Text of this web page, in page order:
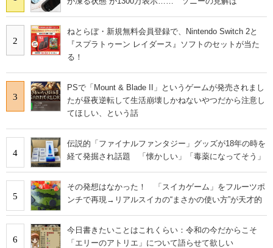
2
ねとらぼ・新規無料会員登録で、Nintendo Switch 2と
『スプラトゥーン レイダース』ソフトのセットが当た
る！
3
PSで「Mount & Blade II」というゲームが発売されまし
たが昼夜逆転して生活崩壊しかねないやつだから注意し
てほしい、という話
4
伝説的「ファイナルファンタジー」グッズが18年の時を
経て発掘され話題 「懐かしい」「毒薬になってそう」
5
その発想はなかった！ 「スイカゲーム」をフルーツポ
ンチで再現→リアルスイカの“まさかの使い方”が天才的
6
今日書きたいことはこれくらい：令和の今だからこそ
「エリーのアトリエ」について語らせて欲しい